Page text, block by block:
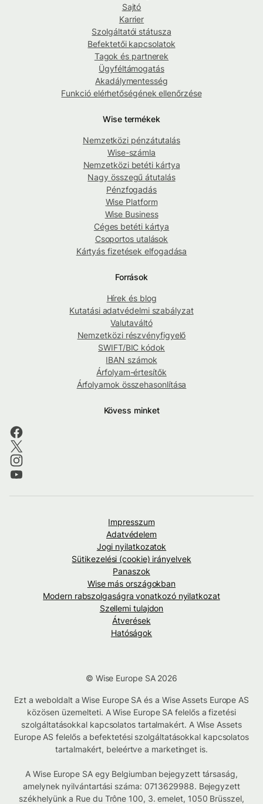
Sajtó
Karrier
Szolgáltatói státusza
Befektetői kapcsolatok
Tagok és partnerek
Ügyféltámogatás
Akadálymentesség
Funkció elérhetőségének ellenőrzése
Wise termékek
Nemzetközi pénzátutalás
Wise-számla
Nemzetközi betéti kártya
Nagy összegű átutalás
Pénzfogadás
Wise Platform
Wise Business
Céges betéti kártya
Csoportos utalások
Kártyás fizetések elfogadása
Források
Hírek és blog
Kutatási adatvédelmi szabályzat
Valutaváltó
Nemzetközi részvényfigyelő
SWIFT/BIC kódok
IBAN számok
Árfolyam-értesítők
Árfolyamok összehasonlítása
Kövess minket
Impresszum
Adatvédelem
Jogi nyilatkozatok
Sütikezelési (cookie) irányelvek
Panaszok
Wise más országokban
Modern rabszolgaságra vonatkozó nyilatkozat
Szellemi tulajdon
Átverések
Hatóságok
© Wise Europe SA 2026
Ezt a weboldalt a Wise Europe SA és a Wise Assets Europe AS
közösen üzemelteti. A Wise Europe SA felelős a fizetési
szolgáltatásokkal kapcsolatos tartalmakért. A Wise Assets
Europe AS felelős a befektetési szolgáltatásokkal kapcsolatos
tartalmakért, beleértve a marketinget is.
A Wise Europe SA egy Belgiumban bejegyzett társaság,
amelynek nyilvántartási száma: 0713629988. Bejegyzett
székhelyünk a Rue du Trône 100, 3. emelet, 1050 Brüsszel,